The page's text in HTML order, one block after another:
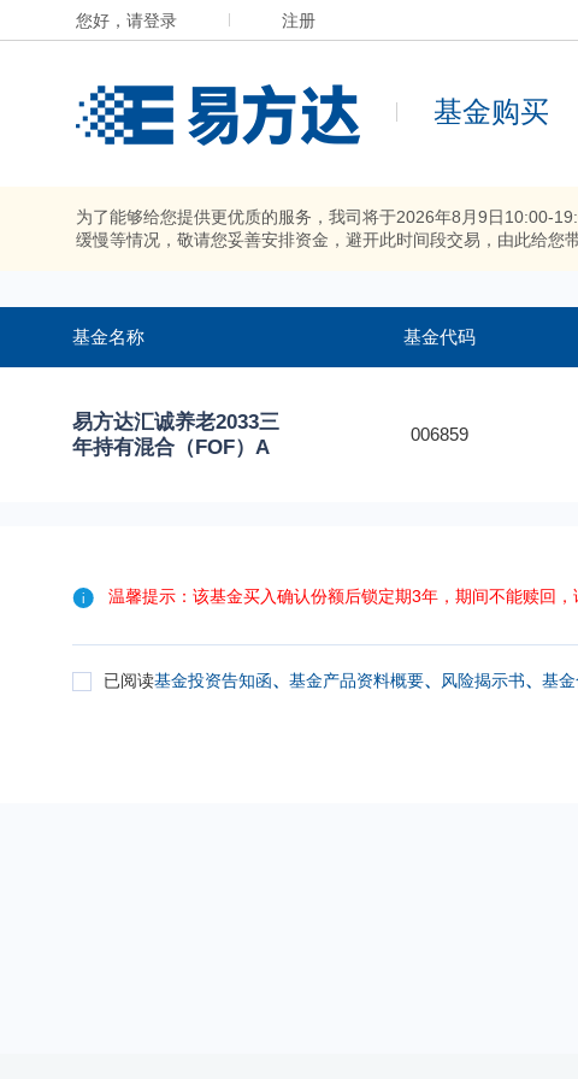
您好，请登录 注册
基金购买
为了能够给您提供更优质的服务，我司将于2026年8月9日10:00-
缓慢等情况，敬请您妥善安排资金，避开此时间段交易，由此给您
基金名称 基金代码
易方达汇诚养老2033三
年持有混合（FOF）A
006859
温馨提示：该基金买入确认份额后锁定期3年，期间不能赎回，
已阅读基金投资告知函、 基金产品资料概要、 风险揭示书、 基金